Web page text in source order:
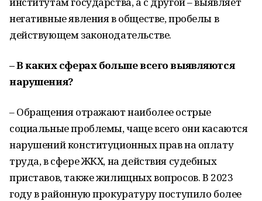
негативные явления в обществе, пробелы в
действующем законодательстве.
– В каких сферах больше всего выявляются
нарушения?
– Обращения отражают наиболее острые
социальные проблемы, чаще всего они касаются
нарушений конституционных прав на оплату
труда, в сфере ЖКХ, на действия судебных
приставов, также жилищных вопросов. В 2023
году в районную прокуратуру поступило более